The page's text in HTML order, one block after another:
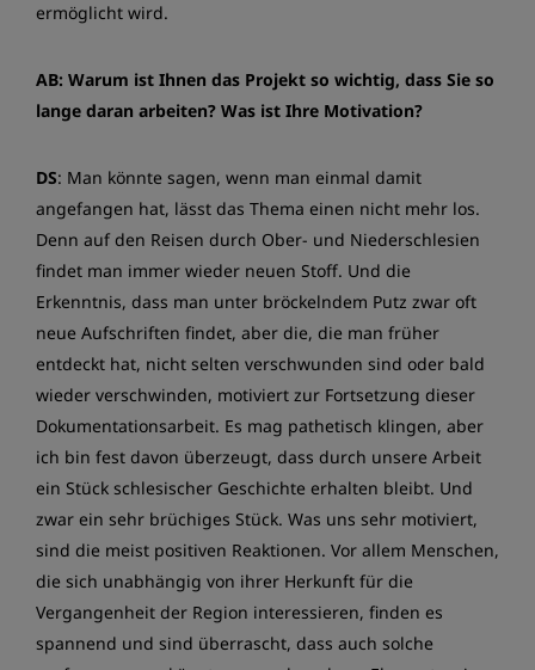
ermöglicht wird.
AB: Warum ist Ihnen das Projekt so wichtig, dass Sie so
lange daran arbeiten? Was ist Ihre Motivation?
DS: Man könnte sagen, wenn man einmal damit
angefangen hat, lässt das Thema einen nicht mehr los.
Denn auf den Reisen durch Ober- und Niederschlesien
findet man immer wieder neuen Stoff. Und die
Erkenntnis, dass man unter bröckelndem Putz zwar oft
neue Aufschriften findet, aber die, die man früher
entdeckt hat, nicht selten verschwunden sind oder bald
wieder verschwinden, motiviert zur Fortsetzung dieser
Dokumentationsarbeit. Es mag pathetisch klingen, aber
ich bin fest davon überzeugt, dass durch unsere Arbeit
ein Stück schlesischer Geschichte erhalten bleibt. Und
zwar ein sehr brüchiges Stück. Was uns sehr motiviert,
sind die meist positiven Reaktionen. Vor allem Menschen,
die sich unabhängig von ihrer Herkunft für die
Vergangenheit der Region interessieren, finden es
spannend und sind überrascht, dass auch solche